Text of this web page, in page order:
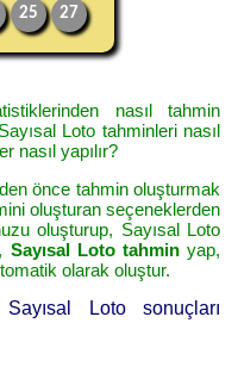
25 27
nasıl tahmin
Loto tahminleri nasıl
nasıl yapılır?
önce tahmin oluşturmak
oluşturan seçeneklerden
oluşturup, Sayısal Loto
Sayısal Loto tahminyap,
olarak oluştur.
Sayısal Loto sonuçları